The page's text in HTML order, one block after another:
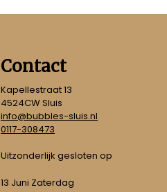
Contact
Kapellestraat 13
4524CW Sluis
info@bubbles-sluis.nl
0117-308473
Uitzonderlijk gesloten op
13 Juni Zaterdag